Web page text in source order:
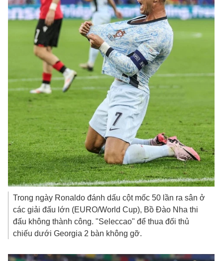
Trong ngày Ronaldo đánh dấu cột mốc 50 lần ra sân ở
các giải đấu lớn (EURO/World Cup), Bồ Đào Nha thi
đấu không thành công. "Seleccao" để thua đối thủ
chiếu dưới Georgia 2 bàn không gỡ.